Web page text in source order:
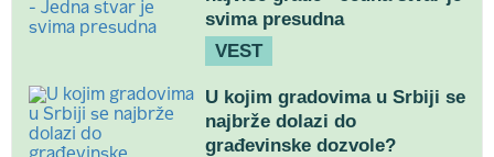
svima presudna
VEST
U kojim gradovima u Srbiji se
najbrže dolazi do
građevinske dozvole?